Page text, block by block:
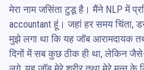
मेरा नाम जसिंता टुडू है। मैंने NLP में
accountant हूं। जहां हर समय चिंता,
मुझे लगा था कि यह जॉब आरामदायक
दिनों में सब कुछ ठीक ही था, लेकिन